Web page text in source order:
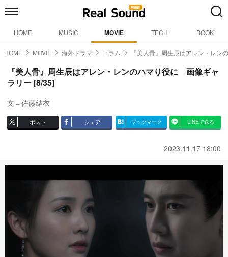
HOME MUSIC MOVIE TECH BOOK
HOME MOVIE 海外ドラマ コラム 『美人骨』周生辰はアレン・レン
『美人骨』周生辰はアレン・レンのハマり役に 画像ギャ
ラリー [8/35]
文＝佐藤結衣
ポスト シェア ブックマーク LINEで送る
2023.11.17 18:00